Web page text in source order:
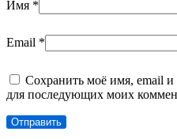
Имя *
Email *
Сохранить моё имя, email и
для последующих моих